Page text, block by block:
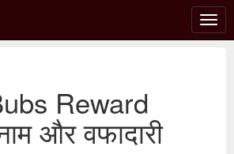
टॉगल
से
Reward
और वफादारी